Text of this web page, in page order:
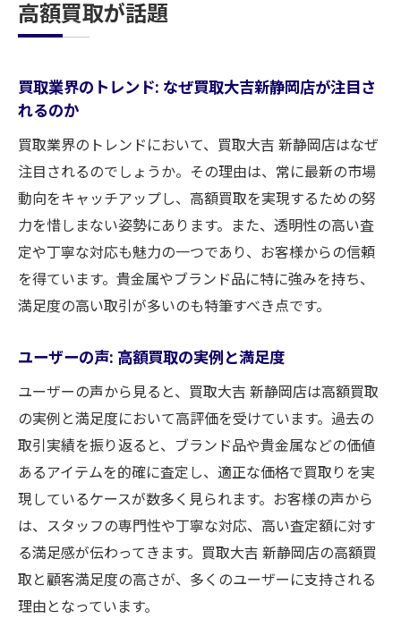
高額買取の裏側: プロの査定技術
取の秘密に迫る
市場調査：常に最新の情報をキャッチ
顧客第一主義: 高額買取と信頼の関係
高額買取を実現するための技術とノウハウ
買取大吉新静岡店の社員教育と高額買取の
秘訣
透明性のある取引とその重要性
市場動向を見極め高額買取を実現する買取大吉
新静岡店の実力
最新の買取市場トレンド
高額買取のためのデータ分析
買取大吉新静岡店の市場リサーチ手法
専門家の視点から見る市場動向
市場動向が高額買取に与える影響
信頼と実績の買取大吉新静岡店で高額買取の魅
力を体感しよう
顧客の声: 実際の高額買取体験
高額買取が話題
買取業界のトレンド: なぜ買取大吉新静岡店が注目さ
れるのか
買取業界のトレンドにおいて、買取大吉 新静岡店はなぜ
注目されるのでしょうか。その理由は、常に最新の市場
動向をキャッチアップし、高額買取を実現するための努
力を惜しまない姿勢にあります。また、透明性の高い査
定や丁寧な対応も魅力の一つであり、お客様からの信頼
を得ています。貴金属やブランド品に特に強みを持ち、
満足度の高い取引が多いのも特筆すべき点です。
ユーザーの声: 高額買取の実例と満足度
ユーザーの声から見ると、買取大吉 新静岡店は高額買取
の実例と満足度において高評価を受けています。過去の
取引実績を振り返ると、ブランド品や貴金属などの価値
あるアイテムを的確に査定し、適正な価格で買取りを実
現しているケースが数多く見られます。お客様の声から
は、スタッフの専門性や丁寧な対応、高い査定額に対す
る満足感が伝わってきます。買取大吉 新静岡店の高額買
取と顧客満足度の高さが、多くのユーザーに支持される
理由となっています。